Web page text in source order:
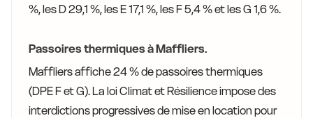
%, les D 29,1 %, les E 17,1 %, les F 5,4 % et les G 1,6 %.
Passoires thermiques à Maffliers.
Maffliers affiche 24 % de passoires thermiques
(DPE F et G). La loi Climat et Résilience impose des
interdictions progressives de mise en location pour